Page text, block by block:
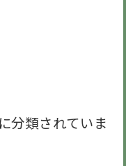
分類されていま